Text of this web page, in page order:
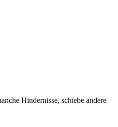
Hindernisse, schiebe andere